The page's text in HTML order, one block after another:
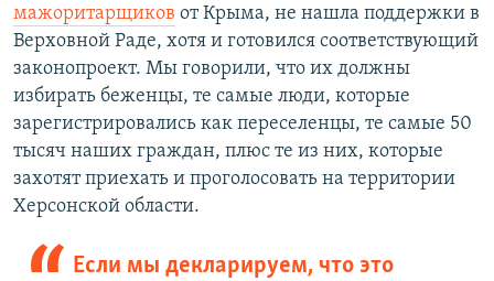
мажоритарщиков от Крыма, не нашла поддержки в
Верховной Раде, хотя и готовился соответствующий
законопроект. Мы говорили, что их должны
избирать беженцы, те самые люди, которые
зарегистрировались как переселенцы, те самые 50
тысяч наших граждан, плюс те из них, которые
захотят приехать и проголосовать на территории
Херсонской области.
Если мы декларируем, что это